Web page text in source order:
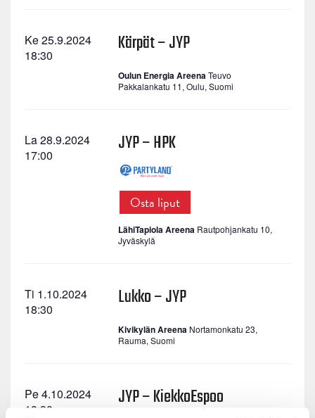
Ke 25.9.2024
18:30
Kärpät – JYP
Oulun Energia AreenaTeuvo
Pakkalankatu 11, Oulu, Suomi
La 28.9.2024
17:00
JYP – HPK
Osta liput
LähiTapiola Areena Rautpohjankatu 10,
Jyväskylä
Ti 1.10.2024
18:30
Lukko – JYP
Kivikylän Areena Nortamonkatu 23,
Rauma, Suomi
Pe 4.10.2024
18:30
JYP – KiekkoEspoo